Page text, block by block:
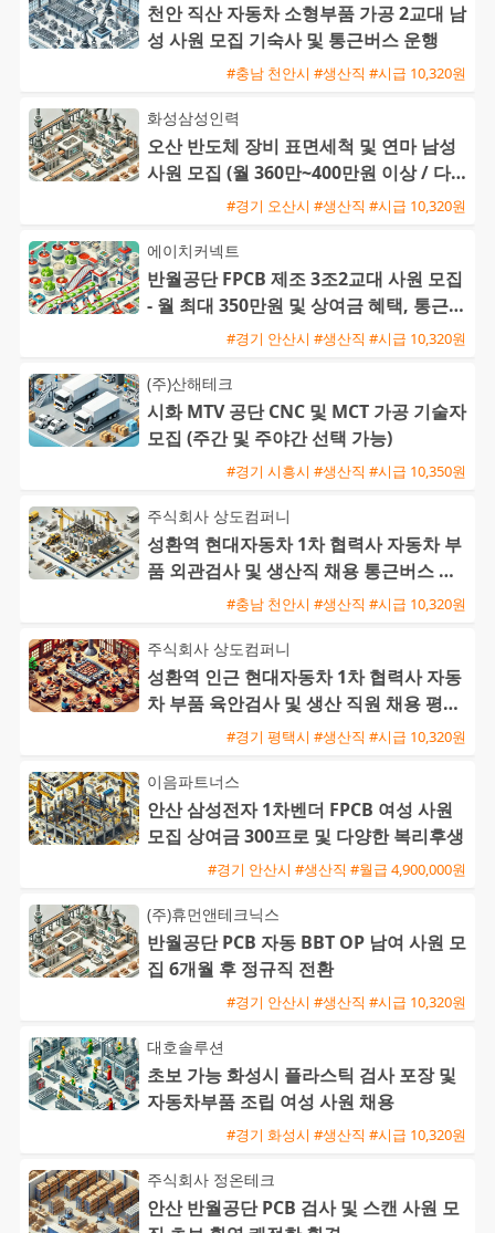
천안 직산 자동차 소형부품 가공 2교대 남
성 사원 모집 기숙사 및 통근버스 운행
#충남 천안시 #생산직 #시급 10,320원
화성삼성인력
오산 반도체 장비 표면세척 및 연마 남성
사원 모집 (월 360만~400만원 이상 / 다양
한 수당 혜택)#경기 오산시 #생산직 #시급 10,320원
에이치커넥트
반월공단 FPCB 제조 3조2교대 사원 모집
- 월 최대 350만원 및 상여금 혜택, 통근버
#경기 안산시 #생산직 #시급 10,320원
(주)산해테크
시화 MTV 공단 CNC 및 MCT 가공 기술자
모집 (주간 및 주야간 선택 가능)
#경기 시흥시 #생산직 #시급 10,350원
주식회사 상도컴퍼니
성환역 현대자동차 1차 협력사 자동차 부
품 외관검사 및 생산직 채용 통근버스 운
#충남 천안시 #생산직 #시급 10,320원
주식회사 상도컴퍼니
성환역 인근 현대자동차 1차 협력사 자동
차 부품 육안검사 및 생산 직원 채용 평택
통근버스 운행#경기 평택시 #생산직 #시급 10,320원
이음파트너스
안산 삼성전자 1차벤더 FPCB 여성 사원
모집 상여금 300프로 및 다양한 복리후생
#경기 안산시 #생산직 #월급 4,900,000원
(주)휴먼앤테크닉스
반월공단 PCB 자동 BBT OP 남여 사원 모
집 6개월 후 정규직 전환
#경기 안산시 #생산직 #시급 10,320원
대호솔루션
초보 가능 화성시 플라스틱 검사 포장 및
자동차부품 조립 여성 사원 채용
#경기 화성시 #생산직 #시급 10,320원
주식회사 정온테크
안산 반월공단 PCB 검사 및 스캔 사원 모